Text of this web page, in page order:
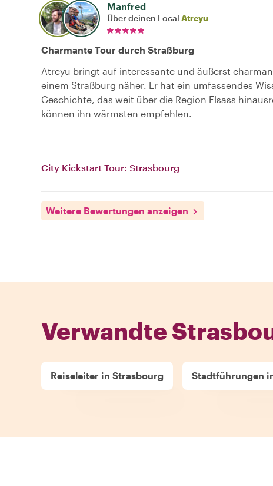
Manfred
Über deinen Local Atreyu
Charmante Tour durch Straßburg
Atreyu bringt auf interessante und äußerst
einem Straßburg näher. Er hat ein umfassendes
Geschichte, das weit über die Region Elsass
können ihn wärmsten empfehlen.
City Kickstart Tour: Strasbourg
Weitere Bewertungen anzeigen
Verwandte
Reiseleiter in Strasbourg Stadtführungen